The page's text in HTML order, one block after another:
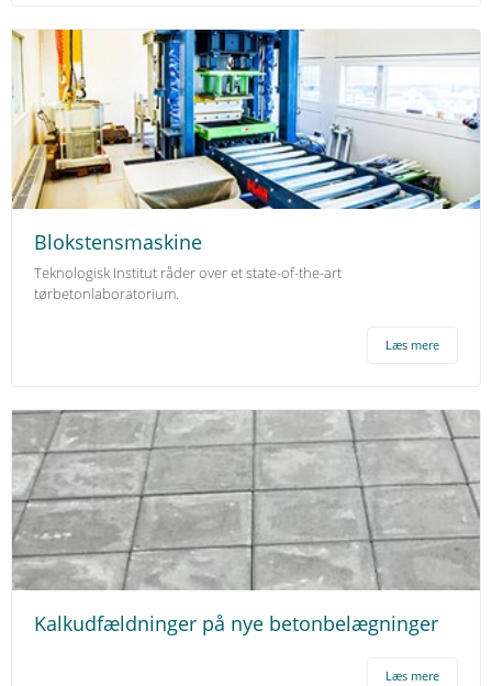
Blokstensmaskine
Teknologisk Institut råder over et state-of-the-art
tørbetonlaboratorium.
Læs mere
Kalkudfældninger på nye betonbelægninger
Læs mere